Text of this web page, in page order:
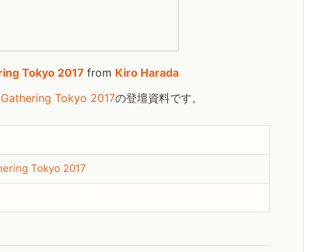
Tokyo 2017 from Kiro Harada
Tokyo 2017の登壇資料です。
Tokyo 2017